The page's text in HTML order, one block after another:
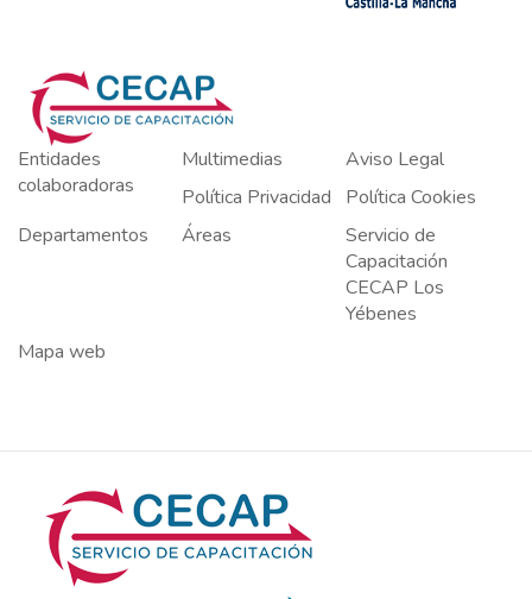
Entidades
colaboradoras
Multimedias
Aviso Legal
Política Privacidad
Política Cookies
Departamentos
Áreas
Servicio de
Capacitación
CECAP Los
Yébenes
Mapa web